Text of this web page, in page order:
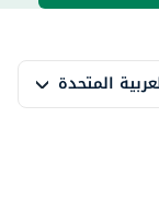
المتحدة